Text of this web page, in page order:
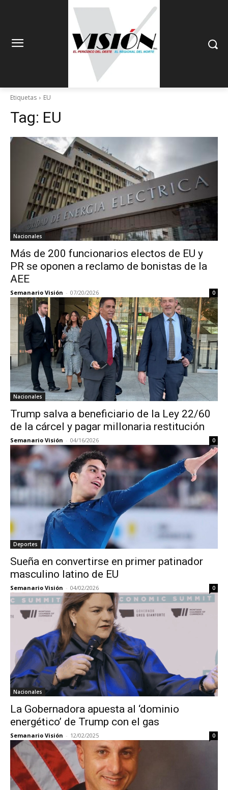
Etiquetas EU
Tag: EU
Nacionales
Más de 200 funcionarios electos de EU y
PR se oponen a reclamo de bonistas de la
AEE
Semanario Visión - 07/20/2026 0
Nacionales
Trump salva a beneficiario de la Ley 22/60
de la cárcel y pagar millonaria restitución
Semanario Visión - 04/16/2026 0
Deportes
Sueña en convertirse en primer patinador
masculino latino de EU
Semanario Visión - 04/02/2026 0
Nacionales
La Gobernadora apuesta al ‘dominio
energético’ de Trump con el gas
Semanario Visión - 12/02/2025 0